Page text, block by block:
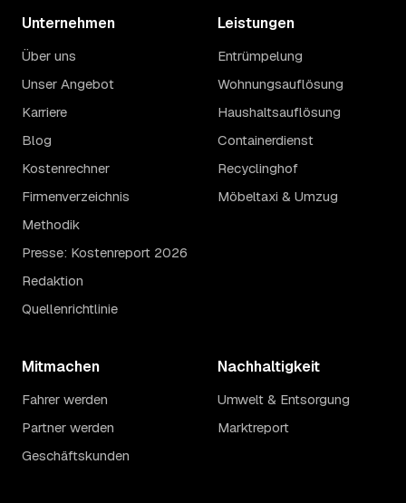
Unternehmen
Über uns
Unser Angebot
Karriere
Blog
Kostenrechner
Firmenverzeichnis
Methodik
Presse: Kostenreport 2026
Redaktion
Quellenrichtlinie
Leistungen
Entrümpelung
Wohnungsauflösung
Haushaltsauflösung
Containerdienst
Recyclinghof
Möbeltaxi & Umzug
Mitmachen
Fahrer werden
Partner werden
Geschäftskunden
Nachhaltigkeit
Umwelt & Entsorgung
Marktreport